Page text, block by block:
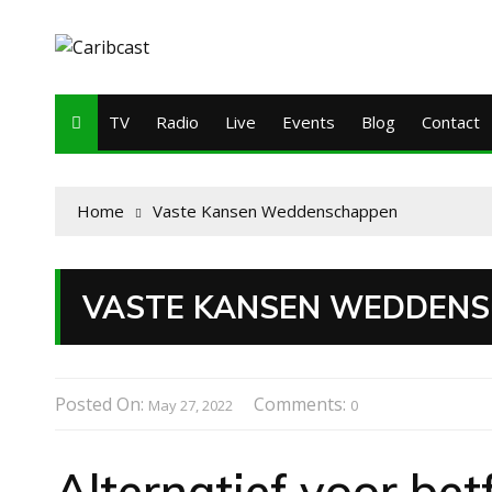
TV Radio Live Events Blog Contact
Home Vaste Kansen Weddenschappen
VASTE KANSEN
Posted On: May 27, 2022 Comments: 0